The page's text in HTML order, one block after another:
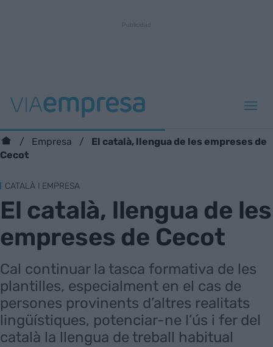
Empresa
El català, llengua de les empreses de
Cecot
CATALÀ I EMPRESA
El català, llengua de les
empreses de Cecot
Cal continuar la tasca formativa de les
plantilles, especialment en el cas de
persones provinents d’altres realitats
lingüístiques, potenciar-ne l’ús i fer del
català la llengua de treball habitual